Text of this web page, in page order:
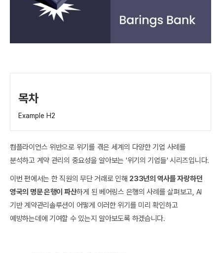
목차
Example H2
컴플라이언스 위반으로 위기를 겪은 세계의 다양한 기업 사례를
분석하고 계약 관리의 중요성을 알아보는 '위기의 기업들' 시리즈입니다.
이번 편에서는 한 직원의 무단 거래로 인해 233년의 역사를 자랑하던
영국의 명문 은행이 파산하게 된 베어링스 은행의 사례를 살펴보고, AI
기반 계약관리솔루션이 어떻게 이러한 위기를 미리 확인하고
예방하는데에 기여할 수 있는지 알아보도록 하겠습니다.